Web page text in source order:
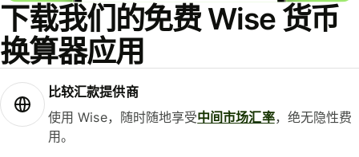
下载我们的免费 Wise 货币
换算器应用
比较汇款提供商
使用 Wise，随时随地享受中间市场汇率，绝无隐性费
用。